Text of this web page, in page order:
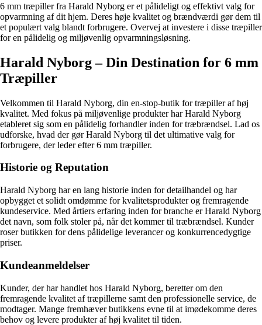
6 mm træpiller fra Harald Nyborg er et pålideligt og effektivt valg for
opvarmning af dit hjem. Deres høje kvalitet og brændværdi gør dem til
et populært valg blandt forbrugere. Overvej at investere i disse træpiller
for en pålidelig og miljøvenlig opvarmningsløsning.
Harald Nyborg – Din Destination for 6 mm
Træpiller
Velkommen til Harald Nyborg, din en-stop-butik for træpiller af høj
kvalitet. Med fokus på miljøvenlige produkter har Harald Nyborg
etableret sig som en pålidelig forhandler inden for træbrændsel. Lad os
udforske, hvad der gør Harald Nyborg til det ultimative valg for
forbrugere, der leder efter 6 mm træpiller.
Historie og Reputation
Harald Nyborg har en lang historie inden for detailhandel og har
opbygget et solidt omdømme for kvalitetsprodukter og fremragende
kundeservice. Med årtiers erfaring inden for branche er Harald Nyborg
det navn, som folk stoler på, når det kommer til træbrændsel. Kunder
roser butikken for dens pålidelige leverancer og konkurrencedygtige
priser.
Kundeanmeldelser
Kunder, der har handlet hos Harald Nyborg, beretter om den
fremragende kvalitet af træpillerne samt den professionelle service, de
modtager. Mange fremhæver butikkens evne til at imødekomme deres
behov og levere produkter af høj kvalitet til tiden.